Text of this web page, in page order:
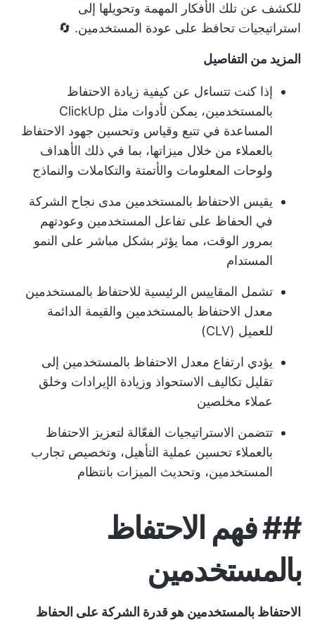
للكشف عن تلك الأفكار المهمة وتحويلها إلى
استراتيجيات تحافظ على عودة المستخدمين. 🔄
المزيد من التفاصيل
إذا كنت تتساءل عن كيفية زيادة الاحتفاظ
بالمستخدمين، يمكن لأدوات مثل ClickUp
المساعدة في تتبع وقياس وتحسين جهود الاحتفاظ
بالعملاء من خلال ميزاتها، بما في ذلك الأهداف
ولوحات المعلومات والأتمتة والتكاملات والنماذج
يقيس الاحتفاظ بالمستخدمين مدى نجاح الشركة
في الحفاظ على تفاعل المستخدمين وعودتهم
بمرور الوقت، مما يؤثر بشكل مباشر على النمو
المستدام
تشمل المقاييس الرئيسية للاحتفاظ بالمستخدمين
معدل الاحتفاظ بالمستخدمين والقيمة الدائمة
للعميل (CLV)
يؤدي ارتفاع معدل الاحتفاظ بالمستخدمين إلى
تقليل تكاليف الاستحواذ وزيادة الإيرادات وخلق
عملاء مخلصين
تتضمن الاستراتيجيات الفعّالة لتعزيز الاحتفاظ
بالعملاء تحسين عملية التأهيل، وتخصيص تجارب
المستخدمين، وتحديث الميزات بانتظام
##فهم الاحتفاظ
بالمستخدمين
الاحتفاظ بالمستخدمين هو قدرة الشركة على الحفاظ